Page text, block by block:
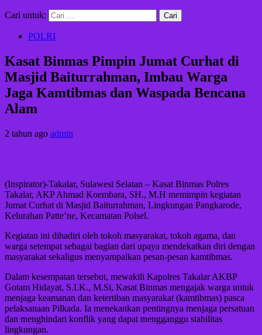
Cari untuk:
POLRI
Kasat Binmas Pimpin Jumat Curhat di
Masjid Baiturrahman, Imbau Warga
Jaga Kamtibmas dan Waspada Bencana
Alam
2 tahun ago admin
(Inspirator)-Takalar, Sulawesi Selatan – Kasat Binmas Polres
Takalar, AKP Ahmad Koembara, SH., M.H memimpin kegiatan
Jumat Curhat di Masjid Baiturrahman, Lingkungan Pangkarode,
Kelurahan Patte’ne, Kecamatan Polsel.
Kegiatan ini dihadiri oleh tokoh masyarakat, tokoh agama, dan
warga setempat sebagai bagian dari upaya mendekatkan diri dengan
masyarakat sekaligus menyampaikan pesan-pesan kamtibmas.
Dalam kesempatan tersebut, mewakili Kapolres Takalar AKBP
Gotam Hidayat, S.I.K., M.Si, Kasat Binmas mengajak warga untuk
menjaga keamanan dan ketertiban masyarakat (kamtibmas) pasca
pelaksanaan Pilkada. Ia menekankan pentingnya menjaga persatuan
dan menghindari konflik yang dapat mengganggu stabilitas
lingkungan.